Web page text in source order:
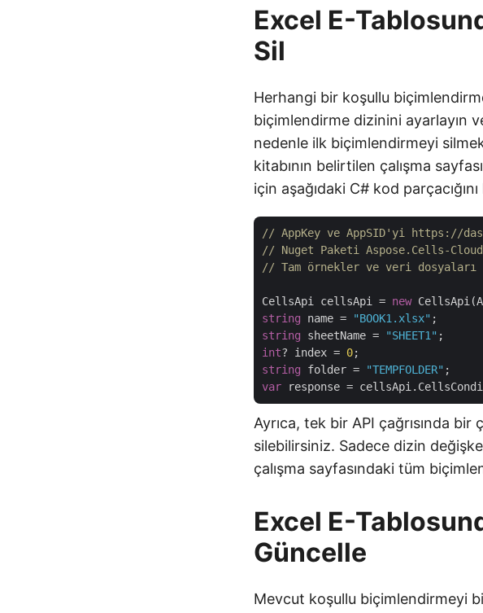
Excel E-
Sil
Herhangi bir koşullu
biçimlendirme dizinini ayarlayın
nedenle ilk biçimlendirmeyi
kitabının belirtilen çalışma
için aşağıdaki C# kod parçacığını
// AppKey ve AppSID'yi https://
// Nuget Paketi Aspose.Cells-
// Tam örnekler ve veri
CellsApi cellsApi = new
string name = "BOOK1.xlsx"
string sheetName = "SHEET1"
int? index = 0
string folder = "TEMPFOLDER"
var
Ayrıca, tek bir API çağrısında
silebilirsiniz. Sadece dizin
çalışma sayfasındaki tüm
Excel E-
Güncelle
Mevcut koşullu biçimlendirmeyi